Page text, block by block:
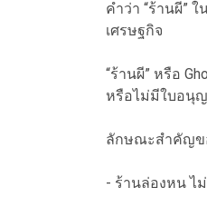
คำว่า “ร้านผี”
เศรษฐกิจ
“ร้านผี” หรือ
หรือไม่มีใบอนุ
ลักษณะสำคัญข
- ร้านล่องหน ไ